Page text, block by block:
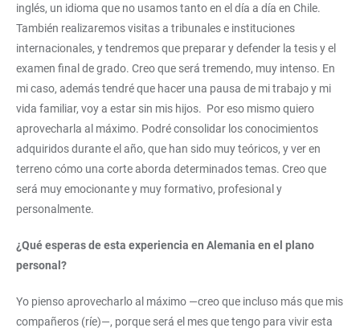
inglés, un idioma que no usamos tanto en el día a día en Chile.
También realizaremos visitas a tribunales e instituciones
internacionales, y tendremos que preparar y defender la tesis y el
examen final de grado. Creo que será tremendo, muy intenso. En
mi caso, además tendré que hacer una pausa de mi trabajo y mi
vida familiar, voy a estar sin mis hijos. Por eso mismo quiero
aprovecharla al máximo. Podré consolidar los conocimientos
adquiridos durante el año, que han sido muy teóricos, y ver en
terreno cómo una corte aborda determinados temas. Creo que
será muy emocionante y muy formativo, profesional y
personalmente.
¿Qué esperas de esta experiencia en Alemania en el plano
personal?
Yo pienso aprovecharlo al máximo —creo que incluso más que mis
compañeros (ríe)—, porque será el mes que tengo para vivir esta